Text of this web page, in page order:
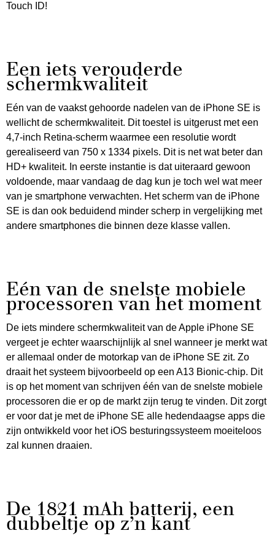
Touch ID!
Een iets verouderde
schermkwaliteit
Eén van de vaakst gehoorde nadelen van de iPhone SE is
wellicht de schermkwaliteit. Dit toestel is uitgerust met een
4,7-inch Retina-scherm waarmee een resolutie wordt
gerealiseerd van 750 x 1334 pixels. Dit is net wat beter dan
HD+ kwaliteit. In eerste instantie is dat uiteraard gewoon
voldoende, maar vandaag de dag kun je toch wel wat meer
van je smartphone verwachten. Het scherm van de iPhone
SE is dan ook beduidend minder scherp in vergelijking met
andere smartphones die binnen deze klasse vallen.
Eén van de snelste mobiele
processoren van het moment
De iets mindere schermkwaliteit van de Apple iPhone SE
vergeet je echter waarschijnlijk al snel wanneer je merkt wat
er allemaal onder de motorkap van de iPhone SE zit. Zo
draait het systeem bijvoorbeeld op een A13 Bionic-chip. Dit
is op het moment van schrijven één van de snelste mobiele
processoren die er op de markt zijn terug te vinden. Dit zorgt
er voor dat je met de iPhone SE alle hedendaagse apps die
zijn ontwikkeld voor het iOS besturingssysteem moeiteloos
zal kunnen draaien.
De 1821 mAh batterij, een
dubbeltje op z’n kant